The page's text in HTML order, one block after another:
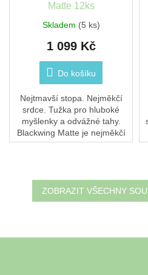
Matte 12ks
Skladem (5 ks)
1 099 Kč
Do košíku
Nejtmavší stopa. Nejměkčí
srdce. Tužka pro hluboké
myšlenky a odvážné tahy.
Blackwing Matte je nejměkčí
tužka z celé kolekce – ideální
ZOBRAZIT VŠECHNY